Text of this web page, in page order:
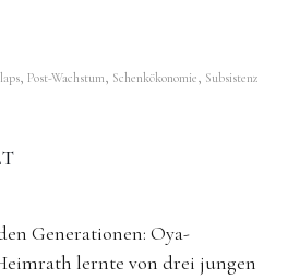
, Post-Wachstum, Schenkökonomie, Subsistenz
Generationen: Oya-
lernte von drei jungen